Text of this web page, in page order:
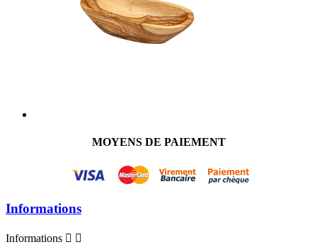
MOYENS DE PAIEMENT
Informations
Informations  